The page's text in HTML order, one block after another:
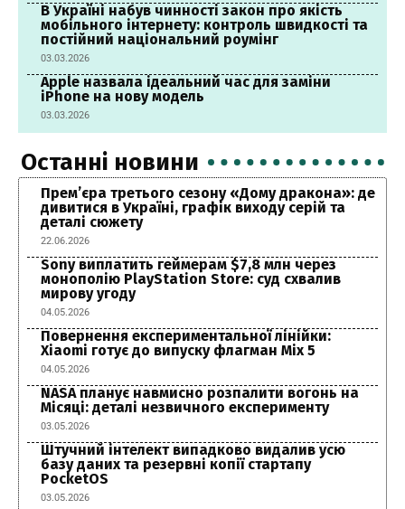
В Україні набув чинності закон про якість
мобільного інтернету: контроль швидкості та
постійний національний роумінг
03.03.2026
Apple назвала ідеальний час для заміни
iPhone на нову модель
03.03.2026
Останні новини
Прем’єра третього сезону «Дому дракона»: де
дивитися в Україні, графік виходу серій та
деталі сюжету
22.06.2026
Sony виплатить геймерам $7,8 млн через
монополію PlayStation Store: суд схвалив
мирову угоду
04.05.2026
Повернення експериментальної лінійки:
Xiaomi готує до випуску флагман Mix 5
04.05.2026
NASA планує навмисно розпалити вогонь на
Місяці: деталі незвичного експерименту
03.05.2026
Штучний інтелект випадково видалив усю
базу даних та резервні копії стартапу
PocketOS
03.05.2026